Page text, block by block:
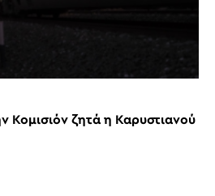
Κομισιόν ζητά η Καρυστιανού